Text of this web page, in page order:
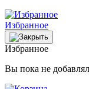
Избранное
Избранное
Вы пока не